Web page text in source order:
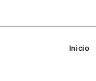
Inicio